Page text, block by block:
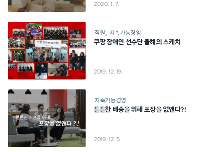
2020. 1. 7.
직원 지속가능경영
쿠팡 장애인 선수단 올해의 스케치
2019. 12. 19.
지속가능경영
튼튼한 배송을 위해 포장을 없앤다?!
2019. 12. 5.